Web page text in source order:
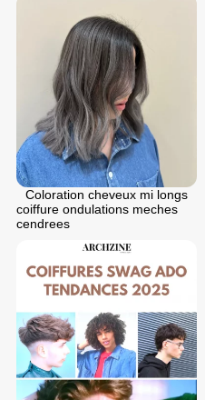
Coloration cheveux mi longs
coiffure ondulations meches
cendrees